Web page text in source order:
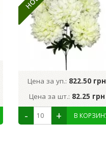
Цена за уп.: 822.50 грн
Цена за шт.: 82.25 грн